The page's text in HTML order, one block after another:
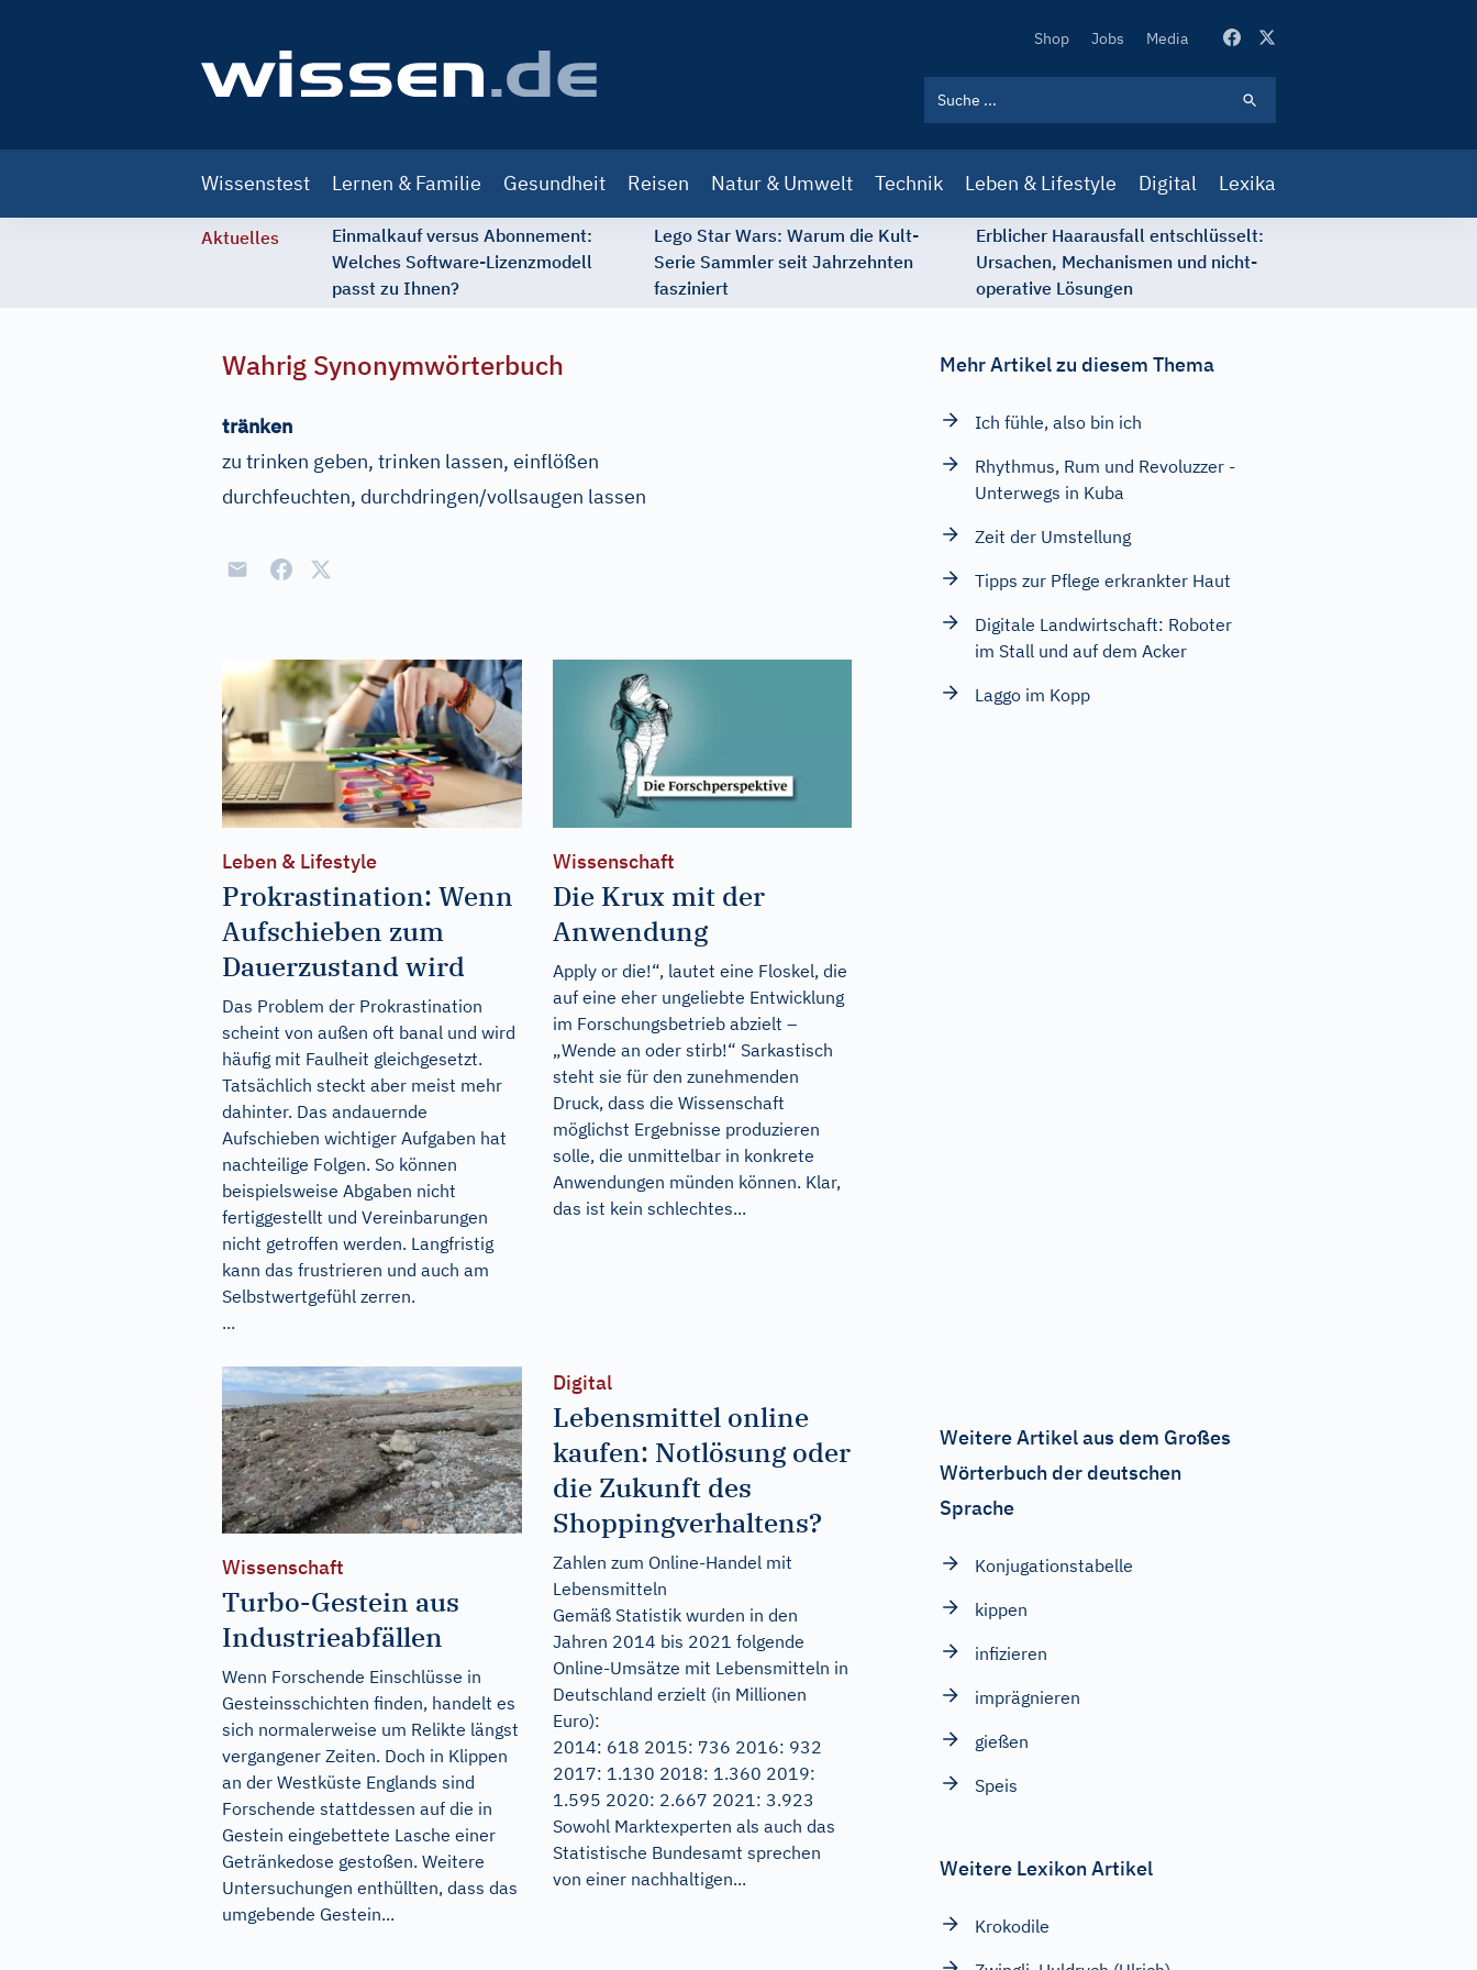
Secondary
Shop Jobs Media
navigation
Wissenstest Lernen & Familie Gesundheit Reisen Natur & Umwelt Technik Leben & Lifestyle Digital Lexika
Aktuelles
Einmalkauf versus Abonnement:
Welches Software-Lizenzmodell
passt zu Ihnen?
Lego Star Wars: Warum die Kult-
Serie Sammler seit Jahrzehnten
fasziniert
Erblicher Haarausfall entschlüsselt:
Ursachen, Mechanismen und nicht-
operative Lösungen
Wahrig Synonymwörterbuch
tränken
zu trinken geben, trinken lassen, einflößen
durchfeuchten, durchdringen/vollsaugen lassen
Leben & Lifestyle
Prokrastination: Wenn
Aufschieben zum
Dauerzustand wird
Das Problem der Prokrastination
scheint von außen oft banal und wird
häufig mit Faulheit gleichgesetzt.
Tatsächlich steckt aber meist mehr
dahinter. Das andauernde
Aufschieben wichtiger Aufgaben hat
nachteilige Folgen. So können
beispielsweise Abgaben nicht
fertiggestellt und Vereinbarungen
nicht getroffen werden. Langfristig
kann das frustrieren und auch am
Selbstwertgefühl zerren.
...
Wissenschaft
Die Krux mit der
Anwendung
Apply or die!“, lautet eine Floskel, die
auf eine eher ungeliebte Entwicklung
im Forschungsbetrieb abzielt –
„Wende an oder stirb!“ Sarkastisch
steht sie für den zunehmenden
Druck, dass die Wissenschaft
möglichst Ergebnisse produzieren
solle, die unmittelbar in konkrete
Anwendungen münden können. Klar,
das ist kein schlechtes...
Wissenschaft
Turbo-Gestein aus
Industrieabfällen
Wenn Forschende Einschlüsse in
Gesteinsschichten finden, handelt es
sich normalerweise um Relikte längst
vergangener Zeiten. Doch in Klippen
an der Westküste Englands sind
Forschende stattdessen auf die in
Gestein eingebettete Lasche einer
Getränkedose gestoßen. Weitere
Untersuchungen enthüllten, dass das
umgebende Gestein...
Digital
Lebensmittel online
kaufen: Notlösung oder
die Zukunft des
Shoppingverhaltens?
Zahlen zum Online-Handel mit
Lebensmitteln
Gemäß Statistik wurden in den
Jahren 2014 bis 2021 folgende
Online-Umsätze mit Lebensmitteln in
Deutschland erzielt (in Millionen
Euro):
2014: 618 2015: 736 2016: 932
2017: 1.130 2018: 1.360 2019:
1.595 2020: 2.667 2021: 3.923
Sowohl Marktexperten als auch das
Statistische Bundesamt sprechen
von einer nachhaltigen...
Mehr Artikel zu diesem Thema
Ich fühle, also bin ich
Rhythmus, Rum und Revoluzzer -
Unterwegs in Kuba
Zeit der Umstellung
Tipps zur Pflege erkrankter Haut
Digitale Landwirtschaft: Roboter
im Stall und auf dem Acker
Laggo im Kopp
Weitere Artikel aus dem Großes
Wörterbuch der deutschen
Sprache
Konjugationstabelle
kippen
infizieren
imprägnieren
gießen
Speis
Weitere Lexikon Artikel
Krokodile